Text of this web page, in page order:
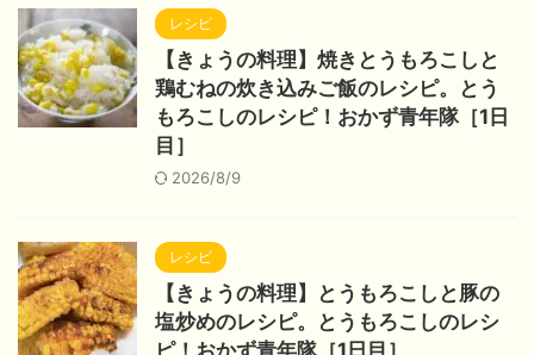
レシピ
【きょうの料理】焼きとうもろこしと
鶏むねの炊き込みご飯のレシピ。とう
もろこしのレシピ！おかず青年隊［1日
目］
2026/8/9
レシピ
【きょうの料理】とうもろこしと豚の
塩炒めのレシピ。とうもろこしのレシ
ピ！おかず青年隊［1日目］